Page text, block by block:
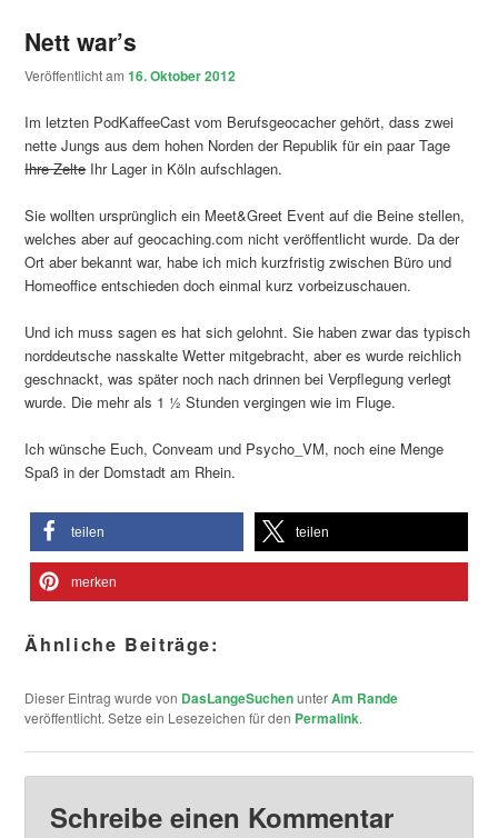
Nett war’s
Veröffentlicht am16. Oktober 2012
Im letzten PodKaffeeCast vom Berufsgeocacher gehört, dass zwei
nette Jungs aus dem hohen Norden der Republik für ein paar Tage
Ihre ZelteIhr Lager in Köln aufschlagen.
Sie wollten ursprünglich ein Meet&Greet Event auf die Beine stellen,
welches aber auf geocaching.com nicht veröffentlicht wurde. Da der
Ort aber bekannt war, habe ich mich kurzfristig zwischen Büro und
Homeoffice entschieden doch einmal kurz vorbeizuschauen.
Und ich muss sagen es hat sich gelohnt. Sie haben zwar das typisch
norddeutsche nasskalte Wetter mitgebracht, aber es wurde reichlich
geschnackt, was später noch nach drinnen bei Verpflegung verlegt
wurde. Die mehr als 1 ½ Stunden vergingen wie im Fluge.
Ich wünsche Euch, Conveam und Psycho_VM, noch eine Menge
Spaß in der Domstadt am Rhein.
teilen teilen
merken
Ähnliche Beiträge:
Dieser Eintrag wurde von DasLangeSuchenunterAm Rande
veröffentlicht. Setze ein Lesezeichen für den Permalink.
Schreibe einen Kommentar